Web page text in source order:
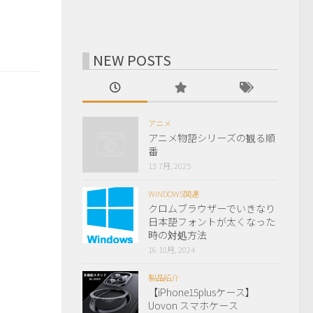
NEW POSTS
アニメ
アニメ物語シリーズの観る順
番
13 7月, 2025
WINDOWS関連
クロムブラウザーでいきなり
日本語フォントが太くなった
時の対処方法
16 10月, 2024
製品紹介
【iPhone15plusケース】
Uovon スマホケース